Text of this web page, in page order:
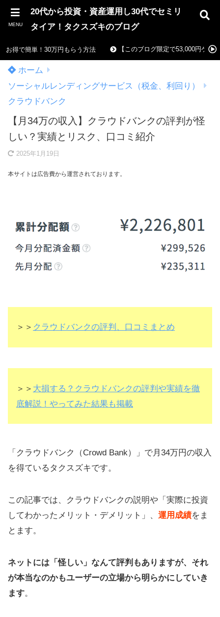
MENU
20代から投資・資産運用し30代でセミリ
タイア！タクスズキのブログ
お得で簡単！30万円もらう方法 【このブログ限定で53,000円ゲッ
ホーム
ソーシャルレンディングサービス（税金、利回り）
クラウドバンク
【月34万の収入】クラウドバンクの評判が怪
しい？実績とリスク、口コミ紹介
2025年1月19日
本サイトは広告費から運営されております。
＞＞ クラウドバンクの評判、口コミまとめ
＞＞ 大損する？クラウドバンクの評判や実績を徹
底解説！やってみた結果も掲載
「クラウドバンク（Crowd Bank）」で月34万円の収入
を得ているタクスズキです。
この記事では、クラウドバンクの説明や「実際に投資
してわかったメリット・デメリット」、 運用成績をま
とます。
ネットには「怪しい」なんて評判もありますが、それ
が本当なのかもユーザーの立場から明らかにしていき
ます。